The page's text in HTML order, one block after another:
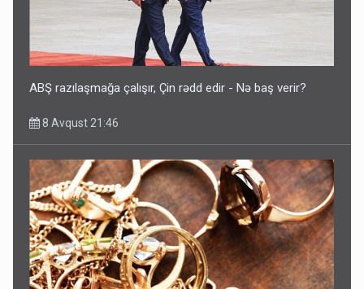
ABŞ razılaşmağa çalışır, Çin rədd edir - Nə baş verir?
8 Avqust 21:46